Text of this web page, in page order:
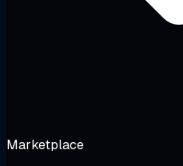
Marketplace